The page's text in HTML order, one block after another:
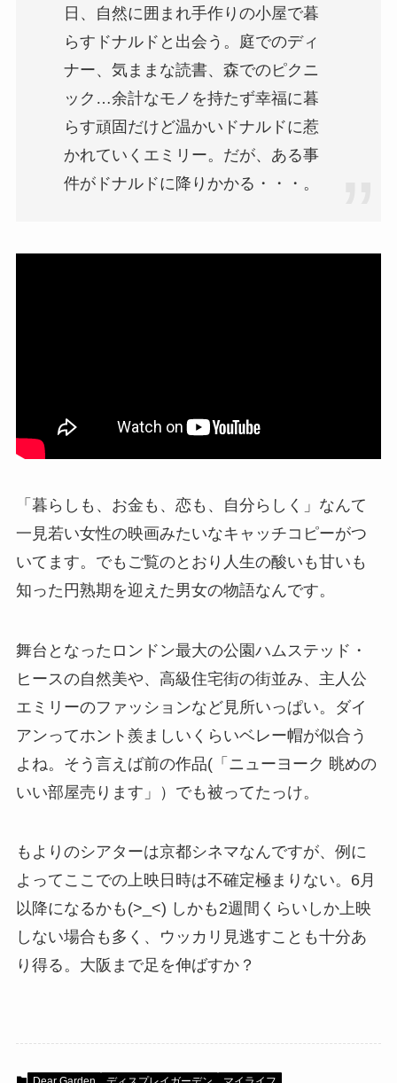
日、自然に囲まれ手作りの小屋で暮
らすドナルドと出会う。庭でのディ
ナー、気ままな読書、森でのピクニ
ック…余計なモノを持たず幸福に暮
らす頑固だけど温かいドナルドに惹
かれていくエミリー。だが、ある事
件がドナルドに降りかかる・・・。
「暮らしも、お金も、恋も、自分らしく」なんて
一見若い女性の映画みたいなキャッチコピーがつ
いてます。でもご覧のとおり人生の酸いも甘いも
知った円熟期を迎えた男女の物語なんです。
舞台となったロンドン最大の公園ハムステッド・
ヒースの自然美や、高級住宅街の街並み、主人公
エミリーのファッションなど見所いっぱい。ダイ
アンってホント羨ましいくらいベレー帽が似合う
よね。そう言えば前の作品(「ニューヨーク 眺めの
いい部屋売ります」）でも被ってたっけ。
もよりのシアターは京都シネマなんですが、例に
よってここでの上映日時は不確定極まりない。6月
以降になるかも(>_<) しかも2週間くらいしか上映
しない場合も多く、ウッカリ見逃すことも十分あ
り得る。大阪まで足を伸ばすか？